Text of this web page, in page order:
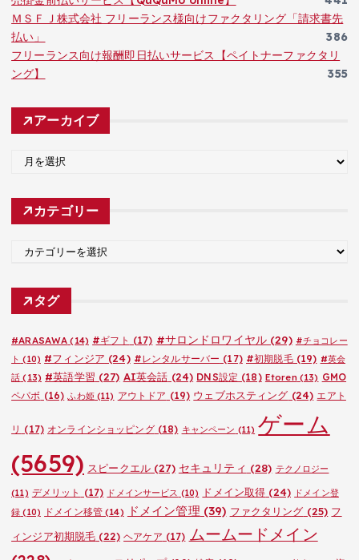
ＭＳＦＪ株式会社 フリーランス様向けファクタリング「請求書先
払い」
386
フリーランス向け報酬即日払いサービス【ペイトナーファクタリ
ング】
355
アーカイブ
カ
カテゴリー
ゴ
タグ
#ARASAWA (14) #ギフト (17) #サロンドロワイヤル(29) #チョコレー
ト (10) #フィンジア (24) #レンタルサーバー (17) #初期脱毛(19) #英会
話 (13) #英語学習 (27) AI英会話 (24) DNS設定 (18) Etoren(13) GMO
ペパボ (16) ふわ姫(11) アウトドア (19) ウェブホスティング (24) エアト
リ (17) オンラインショッピング(18) キャンペーン (11) ゲーム
(5659) スピークエル(27) セキュリティ (28) テクノロジー
(11) デメリット (17) ドメインサービス (10) ドメイン取得 (24) ドメイン登
録 (10) ドメイン移管(14) ドメイン管理 (39) ファクタリング (25) フ
ィンジア初期脱毛 (22) ヘアケア (17) ムームードメイン